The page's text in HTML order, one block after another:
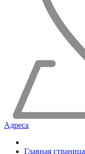
Адреса
Главная страница